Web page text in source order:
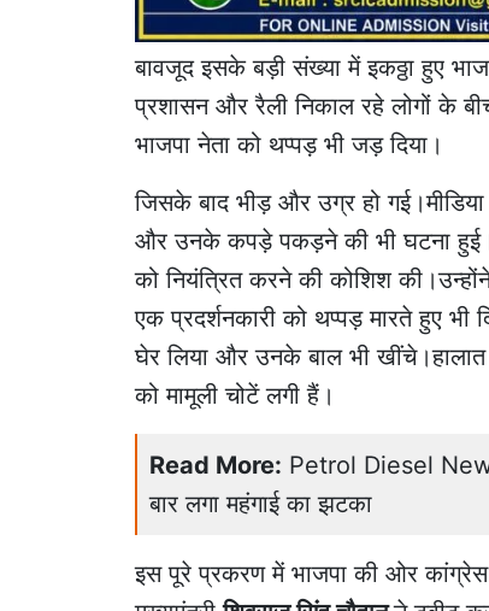
बावजूद इसके बड़ी संख्या में इकठ्ठा हुए
प्रशासन और रैली निकाल रहे लोगों के
भाजपा नेता को थप्पड़ भी जड़ दिया।
जिसके बाद भीड़ और उग्र हो गई।मीडिया
और उनके कपड़े पकड़ने की भी घटना
को नियंत्रित करने की कोशिश
एक प्रदर्शनकारी को थप्पड़ मारते हुए भी
घेर लिया और उनके बाल भी खींचे।हालात
को मामूली चोटें लगी हैं।
Read More: Petrol Diesel New
बार लगा महंगाई का झटका
इस पूरे प्रकरण में भाजपा की ओर कांग्रेस